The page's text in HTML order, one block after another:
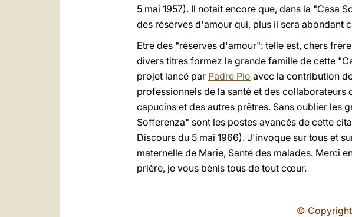
5 mai 1957). Il notait encore que, dans la "Casa
des réserves d'amour qui, plus il sera abondant
Etre des "réserves d'amour": telle est, chers
divers titres formez la grande famille de cette
projet lancé par Padre Pio avec la contribution
professionnels de la santé et des
capucins et des autres prêtres. Sans oublier les
Sofferenza" sont les postes avancés de cette
Discours du 5 mai 1966). J'invoque sur tous et
maternelle de Marie, Santé des malades. Merci
prière, je vous bénis tous de tout cœur.
©